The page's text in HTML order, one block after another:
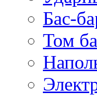
Бас-
Том